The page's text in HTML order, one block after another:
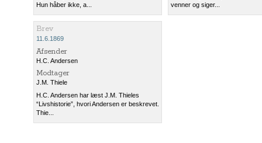
Hun håber ikke, a...
venner og siger...
Brev
11.6.1869
Afsender
H.C. Andersen
Modtager
J.M. Thiele
H.C. Andersen har læst J.M. Thieles
“Livshistorie”, hvori Andersen er beskrevet.
Thie...